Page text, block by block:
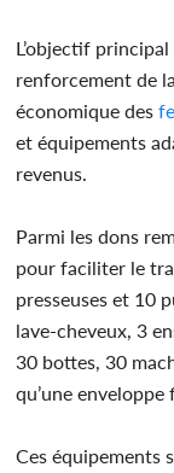
L’objectif
renforcement de
économique des
et équipements
revenus.
Parmi les dons
pour faciliter le
presseuses et 10
lave-cheveux, 3
30 bottes, 30
qu’une enveloppe
Ces équipements